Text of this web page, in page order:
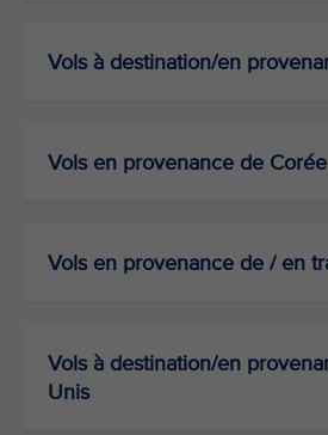
Vols à destination/en
Vols en provenance de Corée
Vols en provenance de / en
Vols à destination/en
Unis